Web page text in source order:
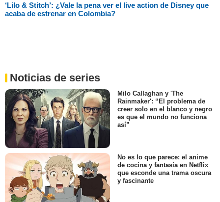
‘Lilo & Stitch’: ¿Vale la pena ver el live action de Disney que
acaba de estrenar en Colombia?
Noticias de series
Milo Callaghan y 'The
Rainmaker': “El problema de
creer solo en el blanco y negro
es que el mundo no funciona
así”
No es lo que parece: el anime
de cocina y fantasía en Netflix
que esconde una trama oscura
y fascinante